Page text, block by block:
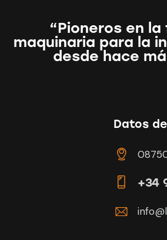
“Pioneros en
maquinaria para la
desde hace
Datos
+34